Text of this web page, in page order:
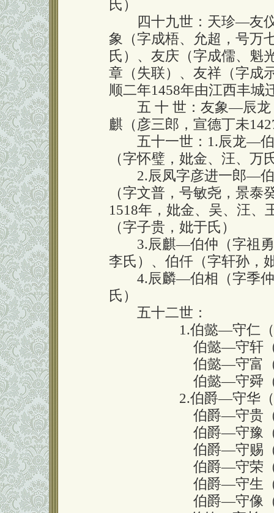
氏）
四十九世：天珍—友仪
象（字成梧、允超，号万
氏）、友庆（字成儒、魁
章（失联）、友祥（字成
顺二年1458年由江西丰城
五 十 世：友象—辰龙
麒（彦三郎，宣德丁未
五十一世：1.辰龙—伯
（字怀璧，妣金、汪、万
2.辰凤字彦进一郎—伯
（字文普，号敏尧，景泰
1518年，妣金、吴、汪、
（字子贵，妣于氏）
3.辰麒—伯仲（字祖勇
李氏）、伯仟（字轩孙，
4.辰麟—伯相（字季仲
氏）
五十二世：
1.伯懿—守仁（公
伯懿—守轩（公耀
伯懿—守富（公簊
伯懿—守舜（公全
2.伯爵—守华（公元
伯爵—守贵（公虚
伯爵—守豫（公梳
伯爵—守赐（公堤
伯爵—守荣（公室
伯爵—守生（公孙
伯爵—守像（公林